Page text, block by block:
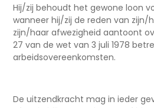
Hij/zij behoudt het gewone loon
wanneer hij/zij de reden van zijn/
zijn/haar afwezigheid aantoont
27 van de wet van 3 juli 1978
arbeidsovereenkomsten.
De uitzendkracht mag in ieder